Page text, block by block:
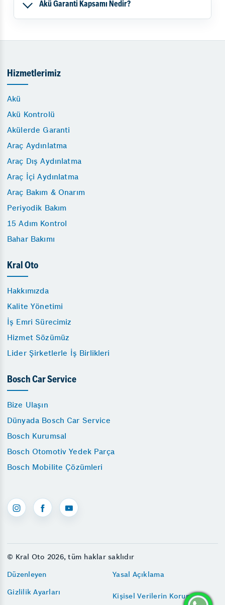
Akü Garanti Kapsamı Nedir?
Hizmetlerimiz
Akü
Akü Kontrolü
Akülerde Garanti
Araç Aydınlatma
Araç Dış Aydınlatma
Araç İçi Aydınlatma
Araç Bakım & Onarım
Periyodik Bakım
15 Adım Kontrol
Bahar Bakımı
Kral Oto
Hakkımızda
Kalite Yönetimi
İş Emri Sürecimiz
Hizmet Sözümüz
Lider Şirketlerle İş Birlikleri
Bosch Car Service
Bize Ulaşın
Dünyada Bosch Car Service
Bosch Kurumsal
Bosch Otomotiv Yedek Parça
Bosch Mobilite Çözümleri
© Kral Oto 2026, tüm haklar saklıdır
Düzenleyen
Yasal Açıklama
Gizlilik Ayarları
Kişisel Verilerin Korunması